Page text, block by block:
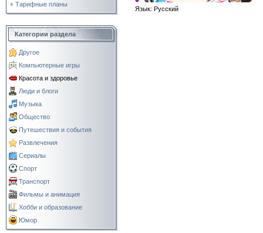
Тарифные планы
Категории раздела
Другое
Компьютерные игры
Красота и здоровье
Люди и блоги
Музыка
Общество
Путешествия и события
Развлечения
Сериалы
Спорт
Транспорт
Фильмы и анимация
Хобби и образование
Юмор
Язык: Русский